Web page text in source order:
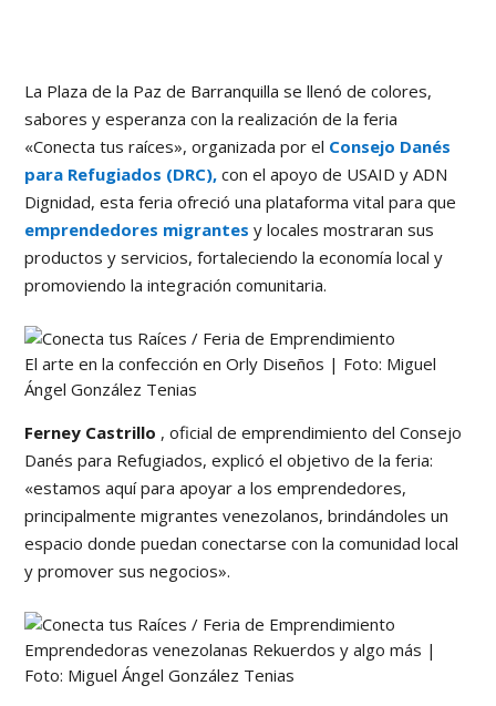
La Plaza de la Paz de Barranquilla se llenó de colores,
sabores y esperanza con la realización de la feria
«Conecta tus raíces», organizada por el Consejo Danés
para Refugiados (DRC), con el apoyo de USAID y ADN
Dignidad, esta feria ofreció una plataforma vital para que
emprendedores migrantes y locales mostraran sus
productos y servicios, fortaleciendo la economía local y
promoviendo la integración comunitaria.
El arte en la confección en Orly Diseños | Foto: Miguel
Ángel González Tenias
Ferney Castrillo , oficial de emprendimiento del Consejo
Danés para Refugiados, explicó el objetivo de la feria:
«estamos aquí para apoyar a los emprendedores,
principalmente migrantes venezolanos, brindándoles un
espacio donde puedan conectarse con la comunidad local
y promover sus negocios».
Emprendedoras venezolanas Rekuerdos y algo más |
Foto: Miguel Ángel González Tenias